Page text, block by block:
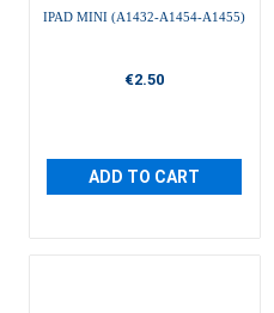
IPAD MINI (A1432-A1454-A1455)
€2.50
ADD TO CART